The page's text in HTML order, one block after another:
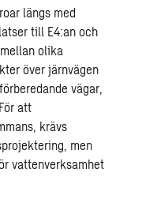
längs med
till E4:an och
olika
över järnvägen
vägar,
att
krävs
men
vattenverksamhet